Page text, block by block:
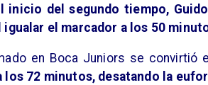
inicio del segundo tiempo,
igualar el marcador a los 50
en Boca Juniors se convirtió
los 72 minutos, desatando la